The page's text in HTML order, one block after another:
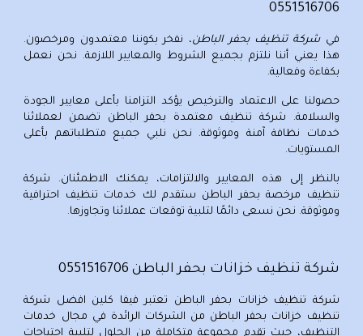
0551516706
فيشركة تنظيف بحفر الباطن، نفخر بكوننا معتمدون ومرخصون.
هذا يعني أننا نلتزم بجميع الشروط والمعايير اللازمة. نحن نعمل
بكفاءة وفعالية.
حصولنا على الاعتماد والترخيص يؤكد التزامنا بأعلى معايير الجودة
والسلامة. شركة تنظيف معتمدة بحفر الباطن تضمن لعملائنا
خدمات نظافة آمنة وموثوقة. نحن نلبي جميع متطلباتهم بأعلى
المستويات.
بالنظر إلى هذه المعايير والالتزامات، يمكنك الاطمئنان.
شركة
تنظيف مرخصة بحفر الباطن ستقدم لك خدمات تنظيف احترافية
وموثوقة. نحن نسعى دائمًا لتلبية توقعات عملائنا وتجاوزها.
شركة تنظيف خزانات بحفر الباطن 0551516706
شركة تنظيف خزانات بحفر الباطن تعتبر فيفا كلين افضل شركة
تنظيف خزانات بحفر الباطن من الشركات الرائدة في مجال خدمات
التنظيف، حيث تقدم مجموعة متكاملة من الحلول لتلبية احتياجات